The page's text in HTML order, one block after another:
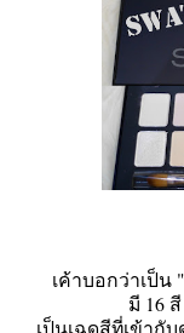
เค้าบอกว่าเป็น
มี 16
เป็นเฉดสีที่เข้ากั